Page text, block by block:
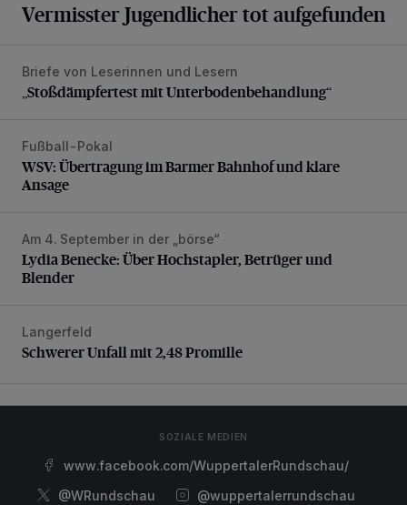
Vermisster Jugendlicher tot aufgefunden
„Stoßdämpfertest mit Unterbodenbehandlung“
Briefe von Leserinnen und Lesern
„Stoßdämpfertest mit Unterbodenbehandlung“
WSV: Übertragung im Barmer Bahnhof und klare Ansage
Fußball-Pokal
WSV: Übertragung im Barmer Bahnhof und klare
Ansage
Lydia Benecke: Über Hochstapler, Betrüger und Blender
Am 4. September in der „börse“
Lydia Benecke: Über Hochstapler, Betrüger und
Blender
Schwerer Unfall mit 2,48 Promille
Langerfeld
Schwerer Unfall mit 2,48 Promille
SOZIALE MEDIEN
www.facebook.com/WuppertalerRundschau/
@WRundschau
@wuppertalerrundschau